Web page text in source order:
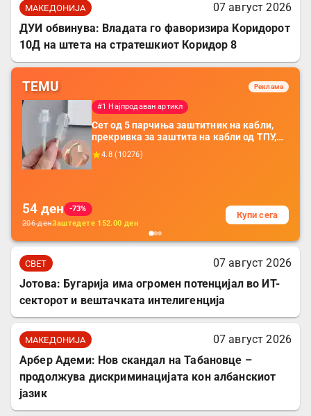
МАКЕДОНИЈА
07 август 2026
ДУИ обвинува: Владата го фаворизира Коридорот
10Д на штета на стратешкиот Коридор 8
TEMU Реклама
#1 Најпродаван артикл
Сет од 5 парчиња заштитник на кабли,
прекривка за заштита на кабли од ТПУ,
додатоци за заштита на кабли, без
батерија, за мобилни телефони, комплет
4.8 ( 10276)
54 ден
-73%
206денЗаштедете 152.00 ден
Купи сега
СВЕТ
07 август 2026
Јотова: Бугарија има огромен потенцијал во ИТ-
секторот и вештачката интелигенција
МАКЕДОНИЈА
07 август 2026
Арбер Адеми: Нов скандал на Табановце –
продолжува дискриминацијата кон албанскиот
јазик